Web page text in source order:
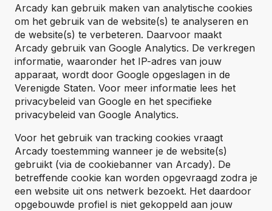
Arcady kan gebruik maken van analytische cookies
om het gebruik van de website(s) te analyseren en
de website(s) te verbeteren. Daarvoor maakt
Arcady gebruik van Google Analytics. De verkregen
informatie, waaronder het IP-adres van jouw
apparaat, wordt door Google opgeslagen in de
Verenigde Staten. Voor meer informatie lees het
privacybeleid van Google en het specifieke
privacybeleid van Google Analytics.
Voor het gebruik van tracking cookies vraagt
Arcady toestemming wanneer je de website(s)
gebruikt (via de cookiebanner van Arcady). De
betreffende cookie kan worden opgevraagd zodra je
een website uit ons netwerk bezoekt. Het daardoor
opgebouwde profiel is niet gekoppeld aan jouw